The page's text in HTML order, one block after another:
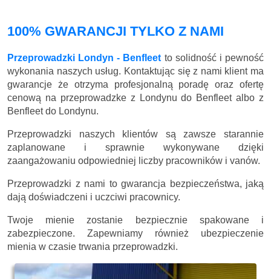
100% GWARANCJI TYLKO Z NAMI
Przeprowadzki Londyn - Benfleet to solidność i pewność
wykonania naszych usług. Kontaktując się z nami klient ma
gwarancje że otrzyma profesjonalną poradę oraz ofertę
cenową na przeprowadzke z Londynu do Benfleet albo z
Benfleet do Londynu.
Przeprowadzki naszych klientów są zawsze starannie
zaplanowane i sprawnie wykonywane dzięki
zaangażowaniu odpowiedniej liczby pracowników i vanów.
Przeprowadzki z nami to gwarancja bezpieczeństwa, jaką
dają doświadczeni i uczciwi pracownicy.
Twoje mienie zostanie bezpiecznie spakowane i
zabezpieczone. Zapewniamy również ubezpieczenie
mienia w czasie trwania przeprowadzki.